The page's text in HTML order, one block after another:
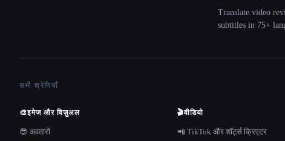
Translate.video
subtitles in 75+
सभी श्रेणियाँ
🎨इमेज और विज़ुअल
😎 अवतारों
🎬वीडियो
📲 TikTok और शॉर्ट्स क्रिएटर